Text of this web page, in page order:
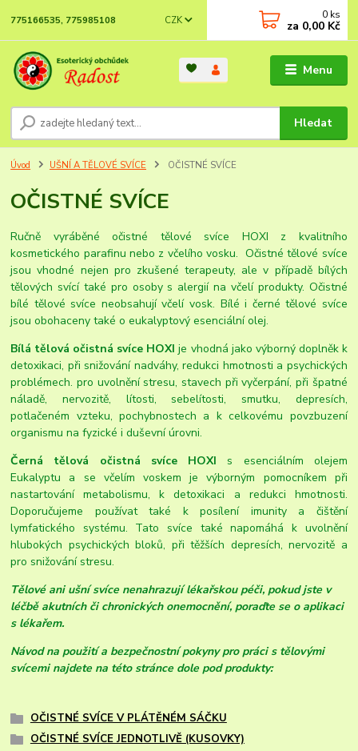
Menu
CZK
Hledat
775166535, 775985108 0 ks
za 0,00 Kč
Úvod UŠNÍ A TĚLOVÉ SVÍCE OČISTNÉ SVÍCE
OČISTNÉ SVÍCE
Ručně vyráběné očistné tělové svíce HOXI z kvalitního
kosmetického parafinu nebo z včelího vosku. Očistné tělové svíce
jsou vhodné nejen pro zkušené terapeuty, ale v případě bílých
tělových svící také pro osoby s alergií na včelí produkty. Očistné
bílé tělové svíce neobsahují včelí vosk. Bílé i černé tělové svíce
jsou obohaceny také o eukalyptový esenciální olej.
Bílá tělová očistná svíce HOXIje vhodná jako výborný doplněk k
detoxikaci, při snižování nadváhy, redukci hmotnosti a psychických
problémech. pro uvolnění stresu, stavech při vyčerpání, při špatné
náladě, nervozitě, lítosti, sebelítosti, smutku, depresích,
potlačeném vzteku, pochybnostech a k celkovému povzbuzení
organismu na fyzické i duševní úrovni.
Černá tělová očistná svíce HOXI s esenciálním olejem
Eukalyptu a se včelím voskem je výborným pomocníkem při
nastartování metabolismu, k detoxikaci a redukci hmotnosti.
Doporučujeme používat také k posílení imunity a čištění
lymfatického systému. Tato svíce takénapomáhá k uvolnění
hlubokých psychických bloků, při těžších depresích, nervozitě a
pro snižování stresu.
Tělové ani ušní svíce nenahrazují lékařskou péči, pokud jste v
léčbě akutních či chronických onemocnění, poraďte se o aplikaci
s lékařem.
Návod na použití a bezpečnostní pokyny pro práci s tělovými
svícemi najdete na této stránce dole pod produkty:
OČISTNÉ SVÍCE V PLÁTĚNÉM SÁČKU
OČISTNÉ SVÍCE JEDNOTLIVĚ (KUSOVKY)